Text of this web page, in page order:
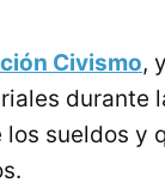
Civismo,
durante
sueldos y